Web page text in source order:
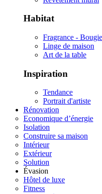
Habitat
Fragrance - Bougie
Linge de maison
Art de la table
Inspiration
Tendance
Portrait d'artiste
Rénovation
Economique d’énergie
Isolation
Construire sa maison
Intérieur
Extérieur
Solution
Évasion
Hôtel de luxe
Fitness